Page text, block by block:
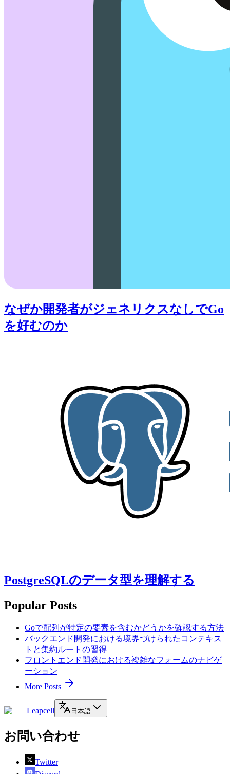
なぜか開発者がジェネリクスなしでGo
を好むのか
PostgreSQLのデータ型を理解する
Popular Posts
Goで配列が特定の要素を含むかどうかを確認する方法
バックエンド開発における境界づけられたコンテキス
トと集約ルートの習得
フロントエンド開発における複雑なフォームのナビゲ
ーション
More Posts
Leapcell 日本語
お問い合わせ
Twitter